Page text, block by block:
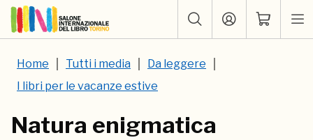
Home Tutti i media
Da leggere
I libri per le vacanze estive
Natura enigmatica